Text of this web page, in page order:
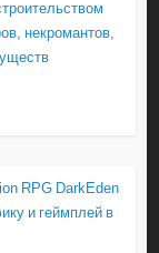
некромантов,
RPG DarkEden
и геймплей в